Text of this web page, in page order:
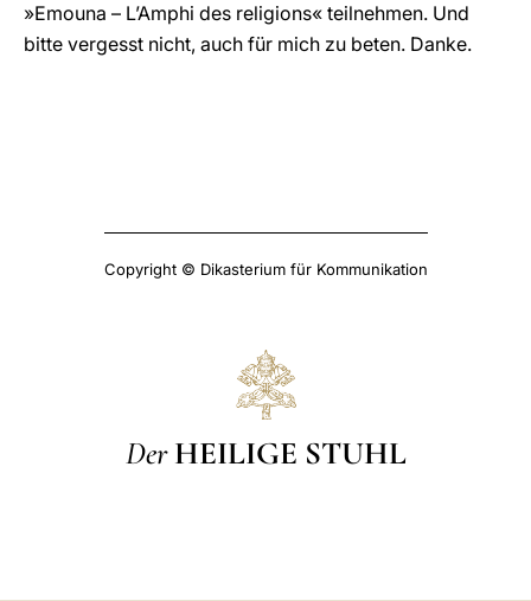
»Emouna – L’Amphi des religions« teilnehmen. Und
bitte vergesst nicht, auch für mich zu beten. Danke.
Copyright © Dikasterium für Kommunikation
Der HEILIGE STUHL